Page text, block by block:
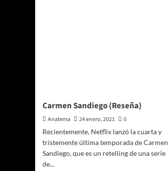
Carmen Sandiego (Reseña)
Anatema 24 enero, 2021
0
Recientemente, Netflix lanzó la cuarta y
tristemente última temporada de Carmen
Sandiego, que es un retelling de una serie
de...